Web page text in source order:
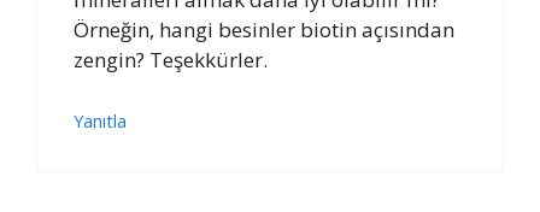
Örneğin, hangi besinler biotin açısından
zengin? Teşekkürler.
Yanıtla